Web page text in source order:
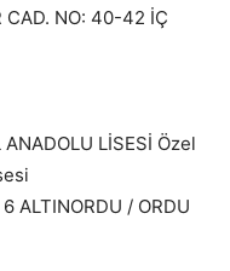
CAD. NO: 40-42 İÇ
ANADOLU LİSESİ Özel
ALTINORDU / ORDU